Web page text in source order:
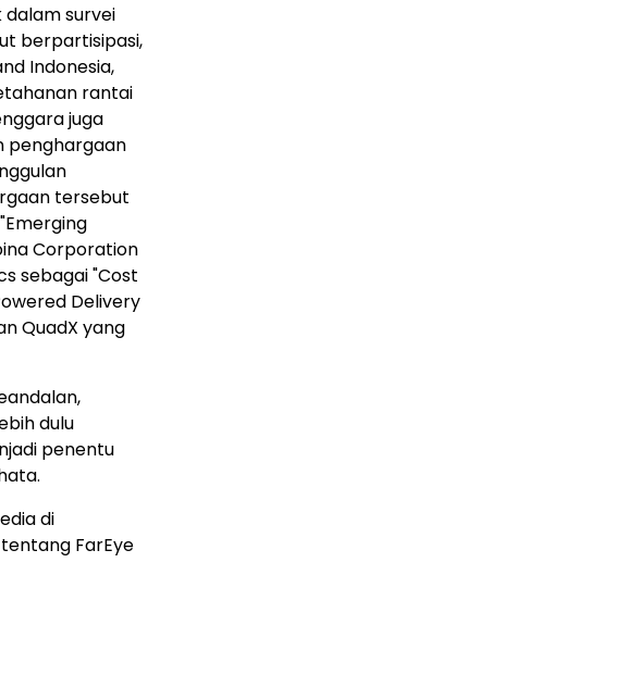
survei
berpartisipasi,
Indonesia,
rantai
juga
penghargaan
tersebut
Corporation
sebagai "Cost
Delivery
QuadX yang
dulu
penentu
di
FarEye